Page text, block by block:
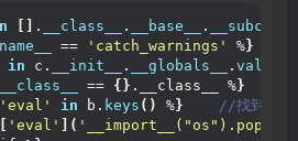
. __class__ . __base__ .
== 'catch_warnings' %}
in c. __init__ . __globals__ . values
__class__ == {} .__class__ %}
'eval' in b. keys () %}
//找到了
'eval' ](